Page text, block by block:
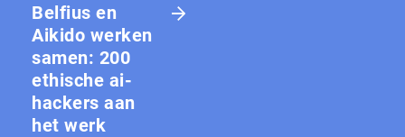
Belfius en
Aikido werken
samen: 200
ethische ai-
hackers aan
het werk